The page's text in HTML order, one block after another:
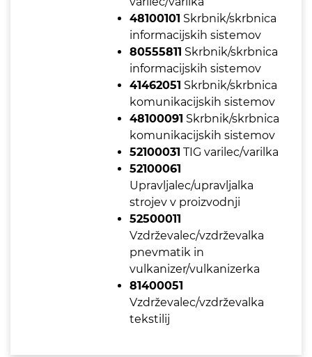
48100101 Skrbnik/skrbnica
informacijskih sistemov
80555811 Skrbnik/skrbnica
informacijskih sistemov
41462051 Skrbnik/skrbnica
komunikacijskih sistemov
48100091 Skrbnik/skrbnica
komunikacijskih sistemov
52100031 TIG varilec/varilka
52100061
Upravljalec/upravljalka
strojev v proizvodnji
52500011
Vzdrževalec/vzdrževalka
pnevmatik in
vulkanizer/vulkanizerka
81400051
Vzdrževalec/vzdrževalka
tekstilij